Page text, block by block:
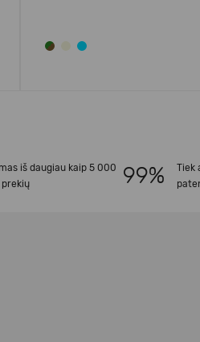
iš daugiau kaip 5 000
Tiek